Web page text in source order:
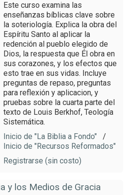
Este curso examina las
enseñanzas bíblicas clave sobre
la soteriología. Explica la obra del
Espíritu Santo al aplicar la
redención al pueblo elegido de
Dios, la respuesta que Él obra en
sus corazones, y los efectos que
esto trae en sus vidas. Incluye
preguntas de repaso, preguntas
para reflexión y aplicacion, y
pruebas sobre la cuarta parte del
texto de Louis Berkhof, Teología
Sistemática.
Inicio de "La Biblia a Fondo"/
Inicio de "Recursos Reformados"
Registrarse (sin costo)
y los Medios de Gracia